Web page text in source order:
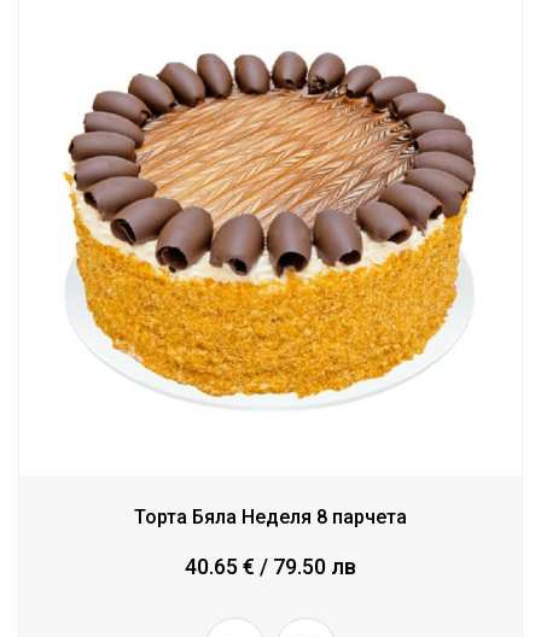
Торта Бяла Неделя 8 парчета
40.65 € / 79.50 лв